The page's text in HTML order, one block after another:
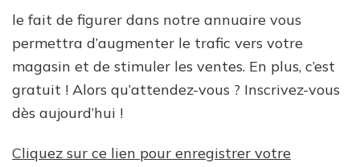
le fait de figurer dans notre annuaire vous
permettra d’augmenter le trafic vers votre
magasin et de stimuler les ventes. En plus, c’est
gratuit ! Alors qu’attendez-vous ? Inscrivez-vous
dès aujourd’hui !
Cliquez sur ce lien pour enregistrer votre